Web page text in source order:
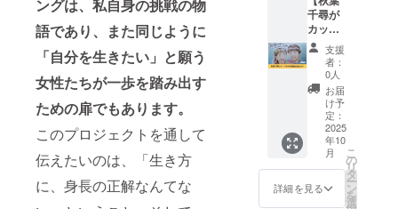
ングは、私自身の挑戦の物
語であり、また同じように
「自分を生きたい」と願う
女性たちが一歩を踏み出す
ための扉でもあります。
このプロジェクトを通して
伝えたいのは、「生き方
に、身長の正解なんてな
ルにて
確認さ
せてい
ただき
ます。
※ネット
ワーク
販売ま
たは企
業イ
メージ
が相違
する場
合等、
す ※サ
イズ：
B4 ※送
料込み
のお値
段です
※ご希望
の写真
を1枚
メール
にてお
送りく
ださ
千尋が
カップ
ルの似
顔絵を
描きま
す】 似
顔絵が
得意な
秋葉千
尋が
カップ
ルの似
顔絵を1
枚作成
支援
者：
0人
お届
け予
定：
2025
年10
月
詳細を見る
こ
の
リ
タ
ー
ン
を
選